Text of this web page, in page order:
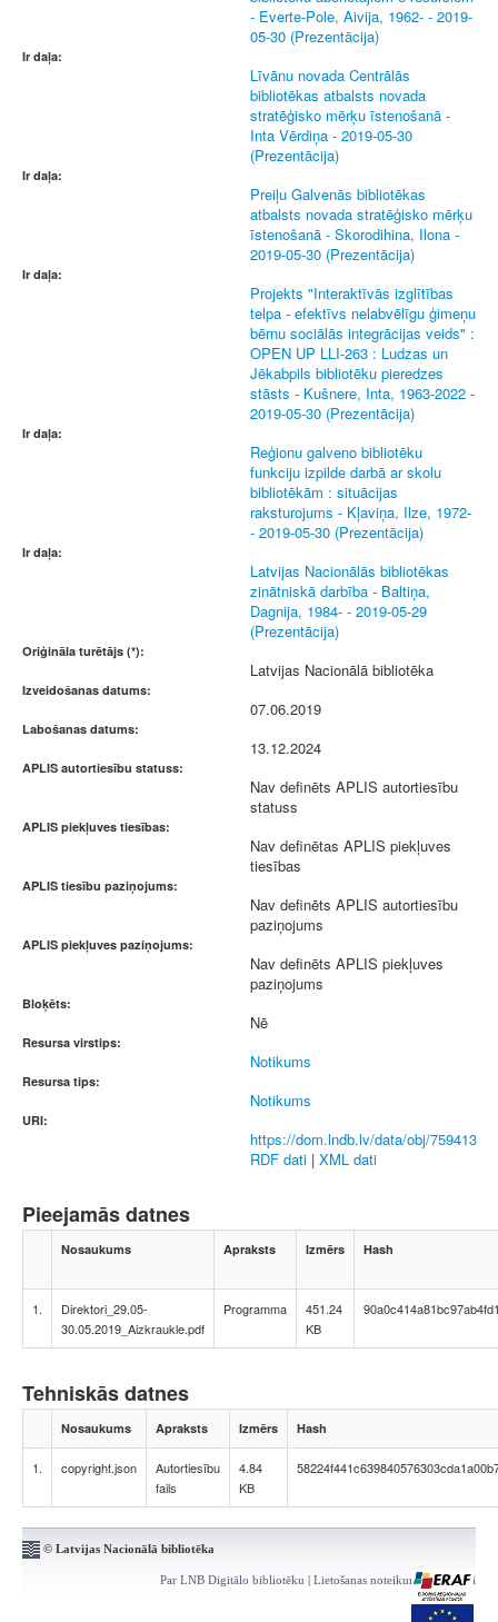
- Everte-Pole, Aivija, 1962- - 2019-
05-30 (Prezentācija)
Ir daļa:
Līvānu novada Centrālās
bibliotēkas atbalsts novada
stratēģisko mērķu īstenošanā -
Inta Vērdiņa - 2019-05-30
(Prezentācija)
Ir daļa:
Preiļu Galvenās bibliotēkas
atbalsts novada stratēģisko mērķu
īstenošanā - Skorodihina, Ilona -
2019-05-30 (Prezentācija)
Ir daļa:
Projekts "Interaktīvās izglītības
telpa - efektīvs nelabvēlīgu ģimeņu
bērnu sociālās integrācijas veids" :
OPEN UP LLI-263 : Ludzas un
Jēkabpils bibliotēku pieredzes
stāsts - Kušnere, Inta, 1963-2022 -
2019-05-30 (Prezentācija)
Ir daļa:
Reģionu galveno bibliotēku
funkciju izpilde darbā ar skolu
bibliotēkām : situācijas
raksturojums - Kļaviņa, Ilze, 1972-
- 2019-05-30 (Prezentācija)
Ir daļa:
Latvijas Nacionālās bibliotēkas
zinātniskā darbība - Baltiņa,
Dagnija, 1984- - 2019-05-29
(Prezentācija)
Oriģināla turētājs (*):
Latvijas Nacionālā bibliotēka
Izveidošanas datums:
07.06.2019
Labošanas datums:
13.12.2024
APLIS autortiesību statuss:
Nav definēts APLIS autortiesību
statuss
APLIS piekļuves tiesības:
Nav definētas APLIS piekļuves
tiesības
APLIS tiesību paziņojums:
Nav definēts APLIS autortiesību
paziņojums
APLIS piekļuves paziņojums:
Nav definēts APLIS piekļuves
paziņojums
Bloķēts:
Nē
Resursa virstips:
Notikums
Resursa tips:
Notikums
URI:
https://dom.lndb.lv/data/obj/759413
RDF dati | XML dati
Pieejamās datnes
Nosaukums Apraksts Izmērs Hash
1.
Direktori_29.05-
30.05.2019_Aizkraukle.pdf
Programma
451.24
KB
Tehniskās datnes
Nosaukums Apraksts Izmērs Hash
1. copyright.json
Autortiesību
fails
4.84
KB
© Latvijas Nacionālā bibliotēka
Par LNB Digitālo bibliotēku | Lietošanas noteikumi | Kontakti